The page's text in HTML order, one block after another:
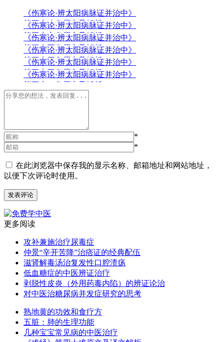
《伤寒论·辨太阳病脉证并治中》
第三十八条原文及解析
《伤寒论·辨太阳病脉证并治中》
第三十六条原文及解析
《伤寒论·辨太阳病脉证并治中》
第三十五条原文及解析
《伤寒论·辨太阳病脉证并治中》
第三十四条原文及解析
《伤寒论·辨太阳病脉证并治中》
第三十三条原文及解析
《伤寒论·辨太阳病脉证并治中》
第三十二条原文及解析
*
*
在此浏览器中保存我的显示名称、邮箱地址和网站地址，
以便下次评论时使用。
更多阅读
攻补兼施治疗尿毒症
仲景“辛开苦降”治痞证的经典配伍
滋肾解毒汤治复发性口腔溃疡
低血糖症的中医辨证治疗
剥脱性皮炎（外用药毒内陷）的辨证论治
对中医治糖尿病并发症研究的思考
熟地黄的功效和食疗方
五脏：肺的生理功能
几种宝宝常见病的中医治疗